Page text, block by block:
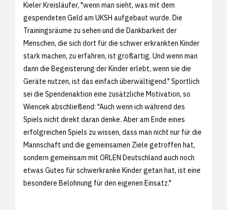
Kieler Kreisläufer, "wenn man sieht, was mit dem
gespendeten Geld am UKSH aufgebaut wurde. Die
Trainingsräume zu sehen und die Dankbarkeit der
Menschen, die sich dort für die schwer erkrankten Kinder
stark machen, zu erfahren, ist großartig. Und wenn man
dann die Begeisterung der Kinder erlebt, wenn sie die
Geräte nutzen, ist das einfach überwältigend." Sportlich
sei die Spendenaktion eine zusätzliche Motivation, so
Wiencek abschließend: "Auch wenn ich während des
Spiels nicht direkt daran denke. Aber am Ende eines
erfolgreichen Spiels zu wissen, dass man nicht nur für die
Mannschaft und die gemeinsamen Ziele getroffen hat,
sondern gemeinsam mit ORLEN Deutschland auch noch
etwas Gutes für schwerkranke Kinder getan hat, ist eine
besondere Belohnung für den eigenen Einsatz."